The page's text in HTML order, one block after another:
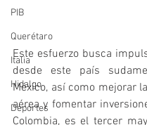
PIB
Querétaro
Italia
Hidalgo
Deportes
Este esfuerzo busca
desde este país
México, así como mejorar
aérea y fomentar
Colombia, es el tercer